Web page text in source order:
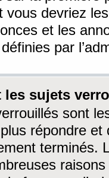
vous devriez
et les
par
les sujets
sont
répondre
terminés.